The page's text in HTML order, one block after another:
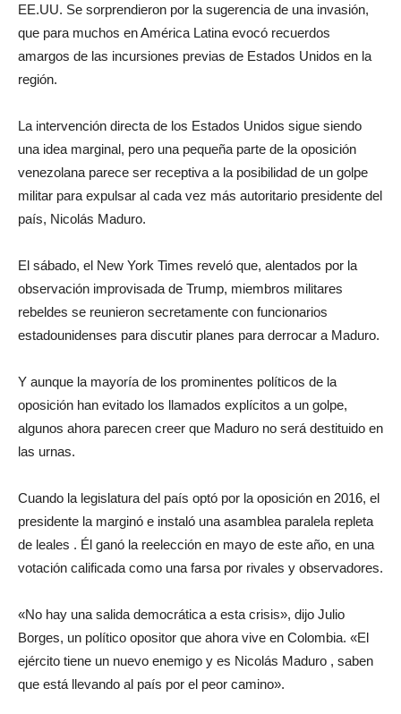
EE.UU. Se sorprendieron por la sugerencia de una invasión,
que para muchos en América Latina evocó recuerdos
amargos de las incursiones previas de Estados Unidos en la
región.
La intervención directa de los Estados Unidos sigue siendo
una idea marginal, pero una pequeña parte de la oposición
venezolana parece ser receptiva a la posibilidad de un golpe
militar para expulsar al cada vez más autoritario presidente del
país, Nicolás Maduro.
El sábado, el New York Times reveló que, alentados por la
observación improvisada de Trump, miembros militares
rebeldes se reunieron secretamente con funcionarios
estadounidenses para discutir planes para derrocar a Maduro.
Y aunque la mayoría de los prominentes políticos de la
oposición han evitado los llamados explícitos a un golpe,
algunos ahora parecen creer que Maduro no será destituido en
las urnas.
Cuando la legislatura del país optó por la oposición en 2016, el
presidente la marginó e instaló una asamblea paralela repleta
de leales . Él ganó la reelección en mayo de este año, en una
votación calificada como una farsa por rivales y observadores.
«No hay una salida democrática a esta crisis», dijo Julio
Borges, un político opositor que ahora vive en Colombia. «El
ejército tiene un nuevo enemigo y es Nicolás Maduro , saben
que está llevando al país por el peor camino».